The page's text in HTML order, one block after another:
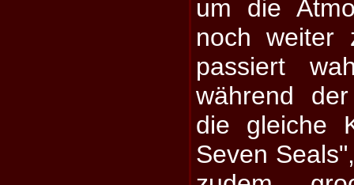
um die
noch weiter
passiert
während
die gleiche
Seven